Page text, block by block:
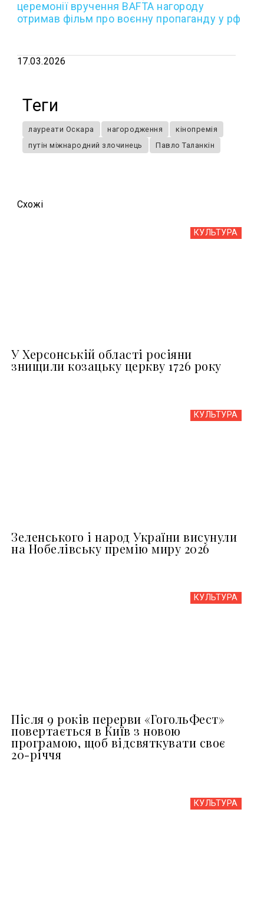
церемонії вручення BAFTA нагороду
отримав фільм про воєнну пропаганду у рф
17.03.2026
Теги
лауреати Оскара нагородження
кінопремія
путін міжнародний злочинець
Павло Таланкін
Схожi
КУЛЬТУРА
У Херсонській області росіяни
знищили козацьку церкву 1726 року
КУЛЬТУРА
Зеленського і народ України висунули
на Нобелівську премію миру 2026
КУЛЬТУРА
Після 9 років перерви «ГогольФест»
повертається в Київ з новою
програмою, щоб відсвяткувати своє
20-річчя
КУЛЬТУРА